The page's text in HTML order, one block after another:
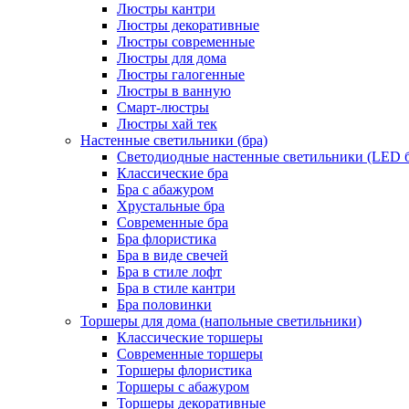
Люстры кантри
Люстры декоративные
Люстры современные
Люстры для дома
Люстры галогенные
Люстры в ванную
Смарт-люстры
Люстры хай тек
Настенные светильники (бра)
Светодиодные настенные светильники (LED
Классические бра
Бра с абажуром
Хрустальные бра
Современные бра
Бра флористика
Бра в виде свечей
Бра в стиле лофт
Бра в стиле кантри
Бра половинки
Торшеры для дома (напольные светильники)
Классические торшеры
Современные торшеры
Торшеры флористика
Торшеры с абажуром
Торшеры декоративные